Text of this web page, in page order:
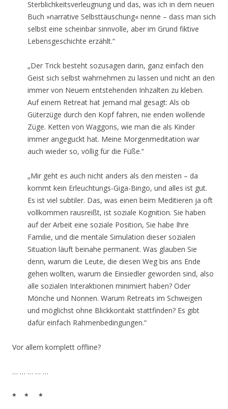
Sterblichkeitsverleugnung und das, was ich in dem neuen
Buch »narrative Selbsttäuschung« nenne – dass man sich
selbst eine scheinbar sinnvolle, aber im Grund fiktive
Lebensgeschichte erzählt.“
„Der Trick besteht sozusagen darin, ganz einfach den
Geist sich selbst wahrnehmen zu lassen und nicht an den
immer von Neuem entstehenden Inhzalten zu kleben.
Auf einem Retreat hat jemand mal gesagt: Als ob
Güterzüge durch den Kopf fahren, nie enden wollende
Züge. Ketten von Waggons, wie man die als Kinder
immer angeguckt hat. Meine Morgenmeditation war
auch wieder so, völlig für die Füße.“
„Mir geht es auch nicht anders als den meisten – da
kommt kein Erleuchtungs-Giga-Bingo, und alles ist gut.
Es ist viel subtiler. Das, was einen beim Meditieren ja oft
vollkommen rausreißt, ist soziale Kognition. Sie haben
auf der Arbeit eine soziale Position, Sie habe Ihre
Familie, und die mentale Simulation dieser sozialen
Situation läuft beinahe permanent. Was glauben Sie
denn, warum die Leute, die diesen Weg bis ans Ende
gehen wollten, warum die Einsiedler geworden sind, also
alle sozialen Interaktionen minimiert haben? Oder
Mönche und Nonnen. Warum Retreats im Schweigen
und möglichst ohne Blickkontakt stattfinden? Es gibt
dafür einfach Rahmenbedingungen.“
Vor allem komplett offline?
… … … … …
* * *